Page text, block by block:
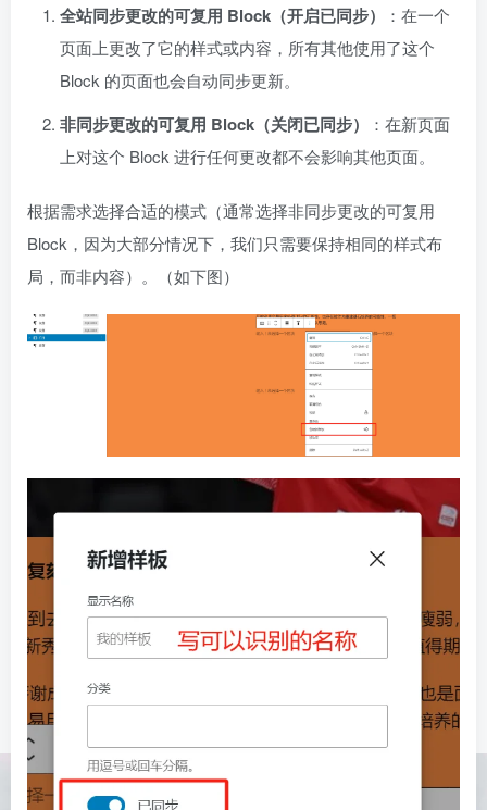
全站同步更改的可复用 Block（开启已同步）
：在一个
页面上更改了它的样式或内容，所有其他使用了这个
Block 的页面也会自动同步更新。
非同步更改的可复用 Block（关闭已同步）
：在新页面
上对这个 Block 进行任何更改都不会影响其他页面。
根据需求选择合适的模式（通常选择非同步更改的可复用
Block，因为大部分情况下，我们只需要保持相同的样式布
局，而非内容）。（如下图）